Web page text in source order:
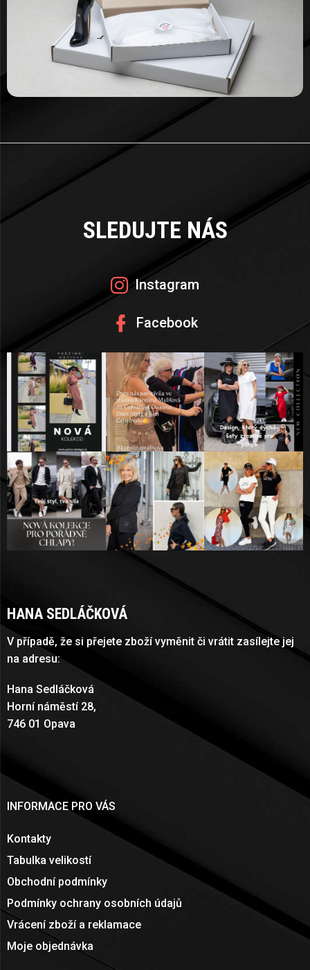
Á
Í
SLEDUJTE NÁS
Instagram
Facebook
HANA SEDLÁČKOVÁ
V případě, že si přejete zboží vyměnit či vrátit zasílejte jej
na adresu:
Hana Sedláčková
Horní náměstí 28,
746 01 Opava
INFORMACE PRO VÁS
Kontakty
Tabulka velikostí
Obchodní podmínky
Podmínky ochrany osobních údajů
Vrácení zboží a reklamace
Moje objednávka